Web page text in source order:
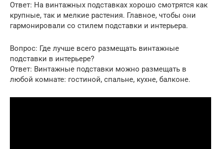
Ответ: На винтажных подставках хорошо смотрятся как
крупные, так и мелкие растения. Главное, чтобы они
гармонировали со стилем подставки и интерьера.
Вопрос: Где лучше всего размещать винтажные
подставки в интерьере?
Ответ: Винтажные подставки можно размещать в
любой комнате: гостиной, спальне, кухне, балконе.